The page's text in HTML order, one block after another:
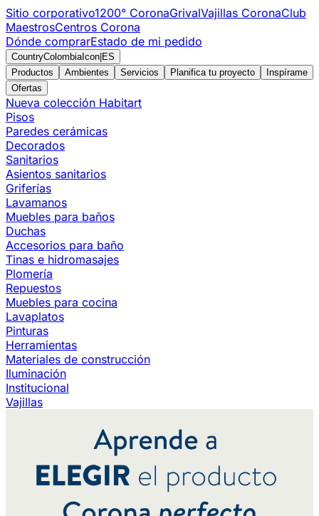
Sitio corporativo1200° CoronaGrivalVajillas CoronaClub
MaestrosCentros Corona
Dónde comprarEstado de mi pedido
CountryColombiaIcon ES
Productos
Ambientes Servicios Planifica tu proyecto
Inspírame
Ofertas
Nueva colección Habitart
Pisos
Paredes cerámicas
Decorados
Sanitarios
Asientos sanitarios
Griferías
Lavamanos
Muebles para baños
Duchas
Accesorios para baño
Tinas e hidromasajes
Plomería
Repuestos
Muebles para cocina
Lavaplatos
Pinturas
Herramientas
Materiales de construcción
Iluminación
Institucional
Vajillas